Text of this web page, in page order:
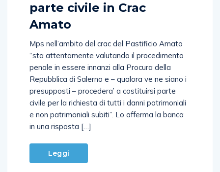
parte civile in Crac
Amato
Mps nell’ambito del crac del Pastificio Amato
“sta attentamente valutando il procedimento
penale in essere innanzi alla Procura della
Repubblica di Salerno e – qualora ve ne siano i
presupposti – procedera’ a costituirsi parte
civile per la richiesta di tutti i danni patrimoniali
e non patrimoniali subiti”. Lo afferma la banca
in una risposta […]
Leggi